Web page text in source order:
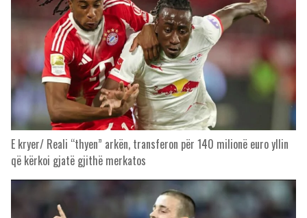
E kryer/ Reali “thyen” arkën, transferon për 140 milionë euro yllin
që kërkoi gjatë gjithë merkatos